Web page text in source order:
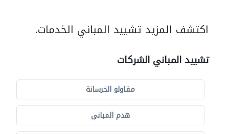
اكتشف المزيد تشييد المباني الخدمات.
تشييد المباني الشركات
مقاولو الخرسانة
هدم المباني